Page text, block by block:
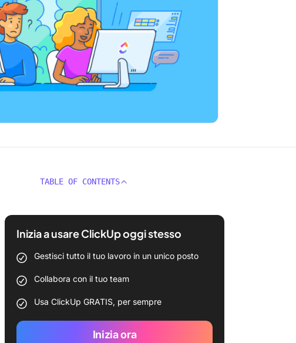
TABLE OF CONTENTS
Inizia a usare ClickUp oggi stesso
Gestisci tutto il tuo lavoro in un unico posto
Collabora con il tuo team
Usa ClickUp GRATIS, per sempre
Inizia ora